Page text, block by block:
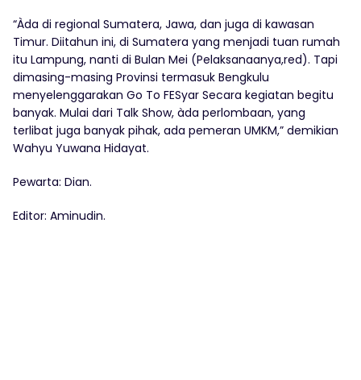
“Àda di regional Sumatera, Jawa, dan juga di kawasan
Timur. Diitahun ini, di Sumatera yang menjadi tuan rumah
itu Lampung, nanti di Bulan Mei (Pelaksanaanya,red). Tapi
dimasing-masing Provinsi termasuk Bengkulu
menyelenggarakan Go To FESyar Secara kegiatan begitu
banyak. Mulai dari Talk Show, àda perlombaan, yang
terlibat juga banyak pihak, ada pemeran UMKM,” demikian
Wahyu Yuwana Hidayat.
Pewarta: Dian.
Editor: Aminudin.